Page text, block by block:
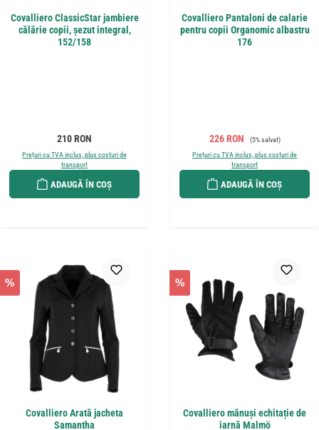
Covalliero ClassicStar jambiere
călărie copii, șezut integral,
152/158
Preț obișnuit:
210 RON
Prețuri cu TVA inclus, plus costuri de
transport
ADAUGĂ ÎN COȘ
Covalliero Pantaloni de calarie
pentru copii Organomic albastru
176
Preț de vânzare:
226 RON Preț obișnuit:
(5% salvat)
Prețuri cu TVA inclus, plus costuri de
transport
ADAUGĂ ÎN COȘ
%
Covalliero Arată jacheta
Samantha
%
Covalliero mănuși echitație de
iarnă Malmö